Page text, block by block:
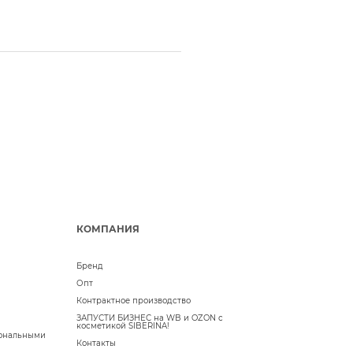
КОМПАНИЯ
Бренд
Опт
Контрактное производство
ЗАПУСТИ БИЗНЕС на WB и OZON с
косметикой SIBERINA!
Контакты